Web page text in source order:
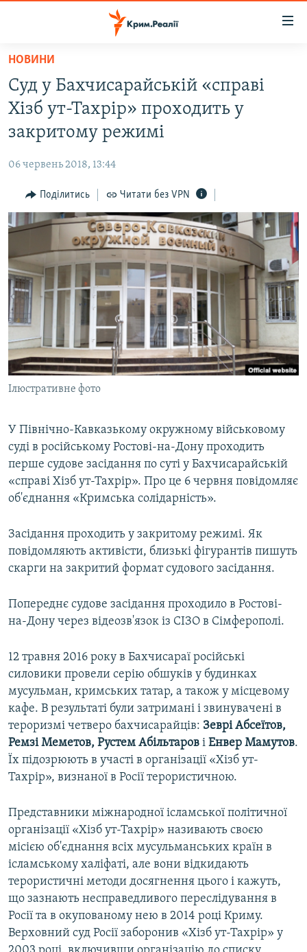
Перейти
основного
матеріалу
до
основної
навігації
Перейти
до
пошуку
ВОДА.КРИМ
ВІДЕО ТА ФОТО
БЛОГИ
ПОГЛЯД
ІНТЕРВ'Ю
ВСЕ ЗА ДЕНЬ
СПЕЦПРОЕКТИ
ДЕПОРТАЦІЯ
ВІДЕОУРОКИ «ELIFBE»
СВІДЧЕННЯ ОКУПАЦІЇ
УКРАЇНСЬКА ПРОБЛЕМА КРИМУ
ІНФОГРАФІКА
ЯК ОБІЙТИ БЛОКУВАННЯ
Русский
Qırımtatar
ДОЛУЧАЙСЯ!
Усі сайти RFE/RL
НОВИНИ
Суд у Бахчисарайській «справі
Хізб ут-Тахрір» проходить у
закритому режимі
06 червень 2018, 13:44
Поділитись Читати без VPN
Ілюстративне фото
У Північно-Кавказькому окружному військовому
суді в російському Ростові-на-Дону проходить
перше судове засідання по суті у Бахчисарайській
«справі Хізб ут-Тахрір». Про це 6 червня повідомляє
об'єднання «Кримська солідарність».
Засідання проходить у закритому режимі. Як
повідомляють активісти, близькі фігурантів пишуть
скарги на закритий формат судового засідання.
Попереднє судове засідання проходило в Ростові-
на-Дону через відеозв'язок із СІЗО в Сімферополі.
12 травня 2016 року в Бахчисараї російські
силовики провели серію обшуків у будинках
мусульман, кримських татар, а також у місцевому
кафе. В результаті були затримані і звинувачені в
тероризмі четверо бахчисарайців: Зеврі Абсеїтов,
Ремзі Меметов, Рустем Абільтаров і Енвер Мамутов.
Їх підозрюють в участі в організації «Хізб ут-
Тахрір», визнаної в Росії терористичною.
Представники міжнародної ісламської політичної
організації «Хізб ут-Тахрір» називають своєю
місією об'єднання всіх мусульманських країн в
ісламському халіфаті, але вони відкидають
терористичні методи досягнення цього і кажуть,
що зазнають несправедливого переслідування в
Росії та в окупованому нею в 2014 році Криму.
Верховний суд Росії заборонив «Хізб ут-Тахрір» у